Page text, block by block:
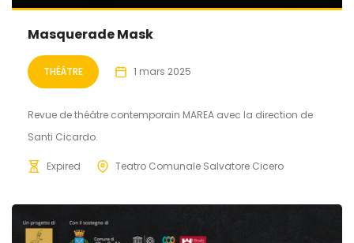
Masquerade Mask
THÉÂTRE 1 mars 2025
Revue de théâtre contemporain MAREA avec la direction de
Santi Cicardo.
Expired Teatro Comunale Salvatore Cicero